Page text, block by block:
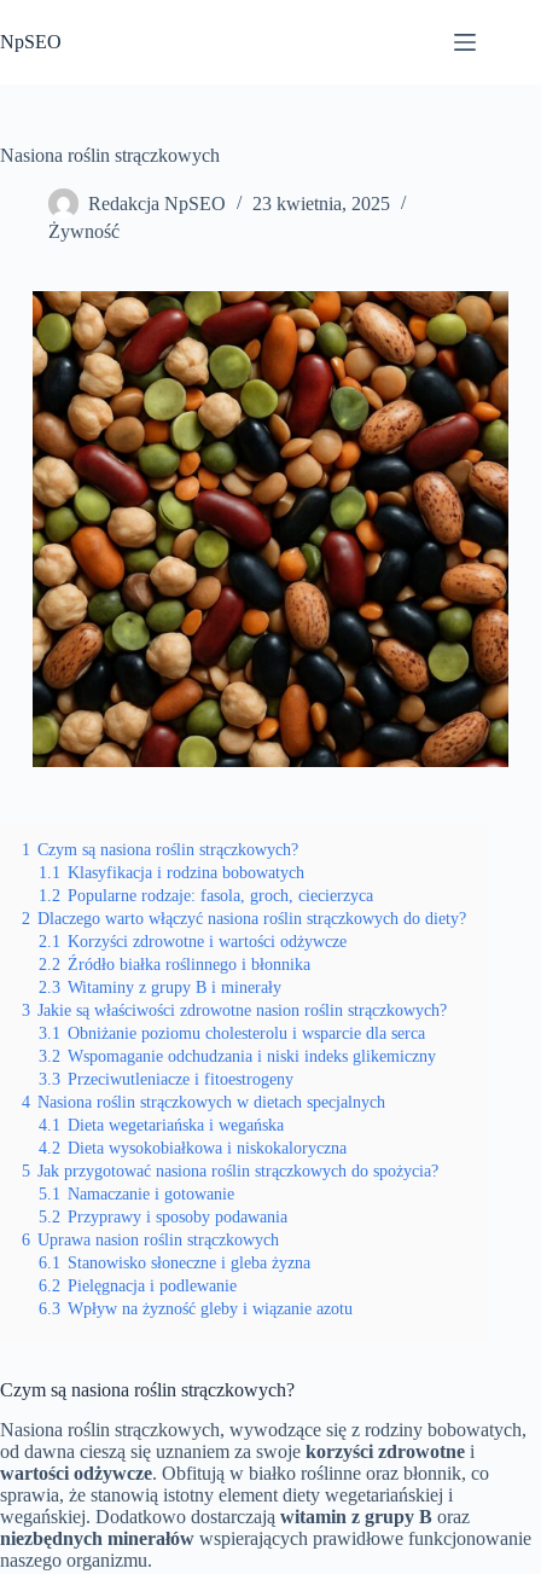
do
treści
NpSEO
Nasiona roślin strączkowych
Redakcja NpSEO
23 kwietnia, 2025
Żywność
1 Czym są nasiona roślin strączkowych?
1.1 Klasyfikacja i rodzina bobowatych
1.2 Popularne rodzaje: fasola, groch, ciecierzyca
2 Dlaczego warto włączyć nasiona roślin strączkowych do diety?
2.1 Korzyści zdrowotne i wartości odżywcze
2.2 Źródło białka roślinnego i błonnika
2.3 Witaminy z grupy B i minerały
3 Jakie są właściwości zdrowotne nasion roślin strączkowych?
3.1 Obniżanie poziomu cholesterolu i wsparcie dla serca
3.2 Wspomaganie odchudzania i niski indeks glikemiczny
3.3 Przeciwutleniacze i fitoestrogeny
4 Nasiona roślin strączkowych w dietach specjalnych
4.1 Dieta wegetariańska i wegańska
4.2 Dieta wysokobiałkowa i niskokaloryczna
5 Jak przygotować nasiona roślin strączkowych do spożycia?
5.1 Namaczanie i gotowanie
5.2 Przyprawy i sposoby podawania
6 Uprawa nasion roślin strączkowych
6.1 Stanowisko słoneczne i gleba żyzna
6.2 Pielęgnacja i podlewanie
6.3 Wpływ na żyzność gleby i wiązanie azotu
Czym są nasiona roślin strączkowych?
Nasiona roślin strączkowych, wywodzące się z rodziny bobowatych,
od dawna cieszą się uznaniem za swoje korzyści zdrowotne i
wartości odżywcze. Obfitują w białko roślinne oraz błonnik, co
sprawia, że stanowią istotny element diety wegetariańskiej i
wegańskiej. Dodatkowo dostarczają witamin z grupy B oraz
niezbędnych minerałów wspierających prawidłowe funkcjonowanie
naszego organizmu.